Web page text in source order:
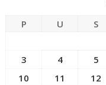
P U S
3
4 5
10
11 12